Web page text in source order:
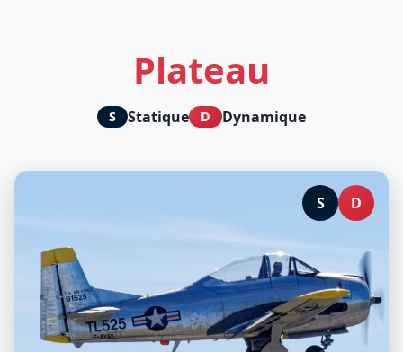
Plateau
S Statique D Dynamique
S D